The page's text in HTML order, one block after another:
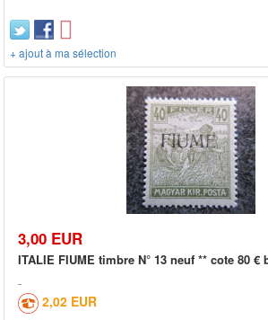
+ ajout à ma sélection
3,00 EUR
ITALIE FIUME timbre N° 13 neuf ** cote 80 €
2,02 EUR